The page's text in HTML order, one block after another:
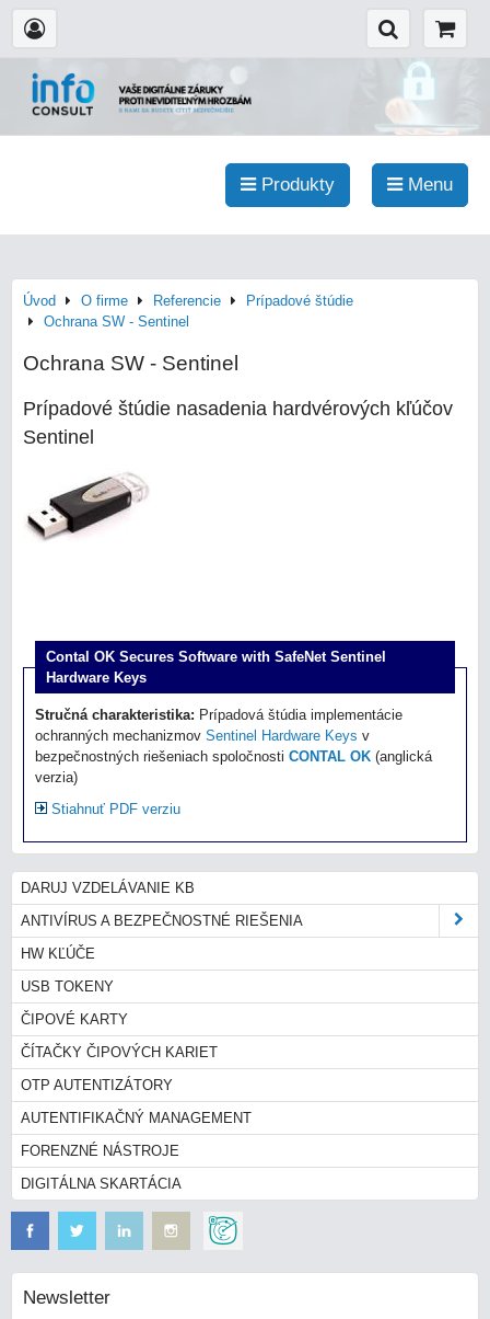
Produkty Menu
Úvod O firme Referencie
Prípadové štúdie
Ochrana SW - Sentinel
Ochrana SW - Sentinel
Prípadové štúdie nasadenia hardvérových kľúčov
Sentinel
Contal OK Secures Software with SafeNet Sentinel
Hardware Keys
Stručná charakteristika: Prípadová štúdia implementácie
ochranných mechanizmov Sentinel Hardware Keys v
bezpečnostných riešeniach spoločnosti CONTAL OK (anglická
verzia)
Stiahnuť PDF verziu
DARUJ VZDELÁVANIE KB
ANTIVÍRUS A BEZPEČNOSTNÉ RIEŠENIA
HW KĽÚČE
USB TOKENY
ČIPOVÉ KARTY
ČÍTAČKY ČIPOVÝCH KARIET
OTP AUTENTIZÁTORY
AUTENTIFIKAČNÝ MANAGEMENT
FORENZNÉ NÁSTROJE
DIGITÁLNA SKARTÁCIA
Newsletter